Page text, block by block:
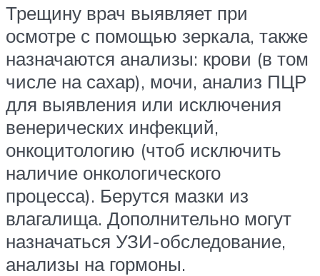
Трещину врач выявляет при
осмотре с помощью зеркала, также
назначаются анализы: крови (в том
числе на сахар), мочи, анализ ПЦР
для выявления или исключения
венерических инфекций,
онкоцитологию (чтоб исключить
наличие онкологического
процесса). Берутся мазки из
влагалища. Дополнительно могут
назначаться УЗИ-обследование,
анализы на гормоны.